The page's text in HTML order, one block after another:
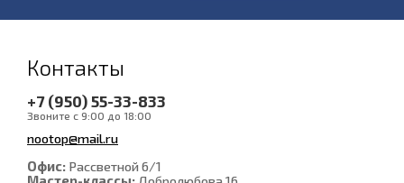
Контакты
+7 (950) 55-33-833
Звоните с 9:00 до 18:00
nootop@mail.ru
Офис: Рассветной 6/1